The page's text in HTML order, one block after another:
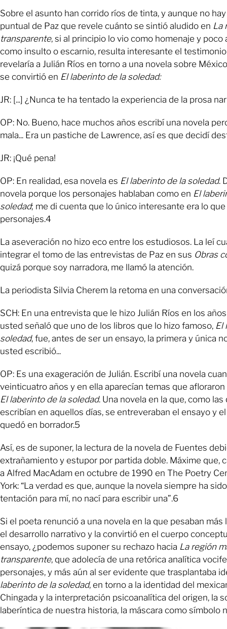
Sobre el asunto han corrido ríos de tinta, y aunque no
puntual de Paz que revele cuánto se sintió aludido en La
transparente, si al principio lo vio como homenaje y poco
como insulto o escarnio, resulta interesante el
revelaría a Julián Ríos en torno a una novela sobre
se convirtió en El laberinto de la soledad:
JR: [...] ¿Nunca te ha tentado la experiencia de la prosa
OP: No. Bueno, hace muchos años escribí una novela
mala... Era un pastiche de Lawrence, así es que decidí
JR: ¡Qué pena!
OP: En realidad, esa novela es El laberinto de la soledad.
novela porque los personajes hablaban como en El
soledad; me di cuenta que lo único interesante era lo
personajes.4
La aseveración no hizo eco entre los estudiosos. La leí
integrar el tomo de las entrevistas de Paz en sus Obras
quizá porque soy narradora, me llamó la atención.
La periodista Silvia Cherem la retoma en una
SCH: En una entrevista que le hizo Julián Ríos en los
usted señaló que uno de los libros que lo hizo famoso, El
soledad, fue, antes de ser un ensayo, la primera y única
usted escribió...
OP: Es una exageración de Julián. Escribí una novela
veinticuatro años y en ella aparecían temas que
El laberinto de la soledad. Una novela en la que, como las
escribían en aquellos días, se entreveraban el ensayo y
quedó en borrador.5
Así, es de suponer, la lectura de la novela de Fuentes
extrañamiento y estupor por partida doble. Máxime que,
a Alfred MacAdam en octubre de 1990 en The Poetry
York: “La verdad es que, aunque la novela siempre ha
tentación para mí, no nací para escribir una”.6
Si el poeta renunció a una novela en la que pesaban más
el desarrollo narrativo y la convirtió en el cuerpo
ensayo, ¿podemos suponer su rechazo hacia La región
transparente, que adolecía de una retórica analítica
personajes, y más aún al ser evidente que trasplantaba
laberinto de la soledad, en torno a la identidad del
Chingada y la interpretación psicoanalítica del origen, la
laberíntica de nuestra historia, la máscara como símbolo